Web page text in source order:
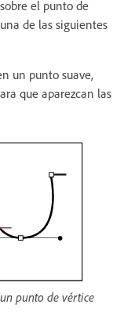
el punto de
de las siguientes
un punto suave,
que aparezcan las
punto de vértice